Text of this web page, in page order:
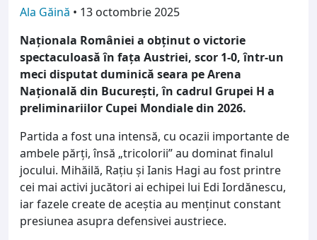
Ala Găină • 13 octombrie 2025
Naționala României a obținut o victorie
spectaculoasă în fața Austriei, scor 1-0, într-un
meci disputat duminică seara pe Arena
Națională din București, în cadrul Grupei H a
preliminariilor Cupei Mondiale din 2026.
Partida a fost una intensă, cu ocazii importante de
ambele părți, însă „tricolorii” au dominat finalul
jocului. Mihăilă, Rațiu și Ianis Hagi au fost printre
cei mai activi jucători ai echipei lui Edi Iordănescu,
iar fazele create de aceștia au menținut constant
presiunea asupra defensivei austriece.